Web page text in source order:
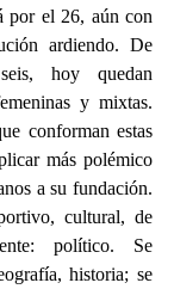
por el 26, aún con
ardiendo. De
hoy quedan
y mixtas.
conforman estas
más polémico
a su fundación.
cultural, de
político. Se
historia; se